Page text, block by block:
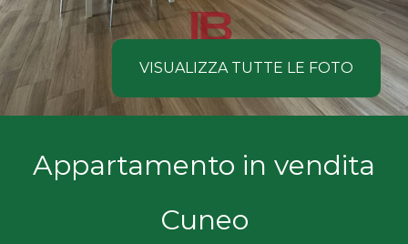
VISUALIZZA TUTTE LE FOTO
Appartamento in vendita
Cuneo
COSA
CERCANO
NOSTRI
Comune
Tipologia
-